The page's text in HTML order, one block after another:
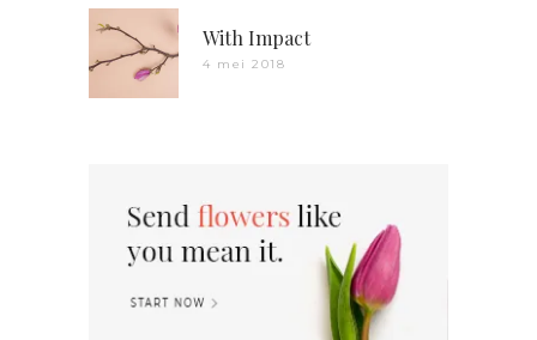
With Impact
4 mei 2018